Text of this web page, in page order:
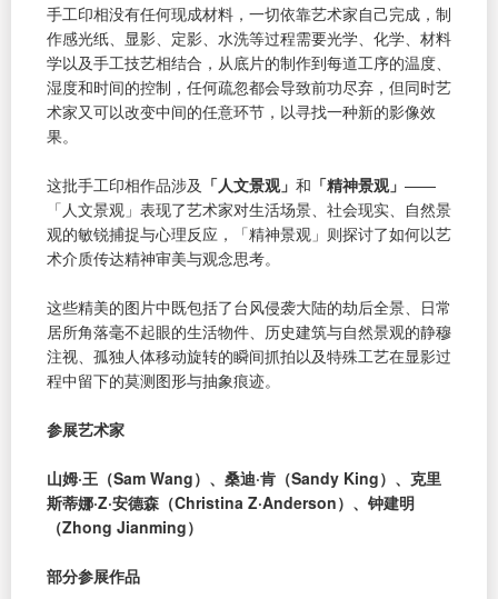
手工印相没有任何现成材料，一切依靠艺术家自己完成，制
作感光纸、显影、定影、水洗等过程需要光学、化学、材料
学以及手工技艺相结合，从底片的制作到每道工序的温度、
湿度和时间的控制，任何疏忽都会导致前功尽弃，但同时艺
术家又可以改变中间的任意环节，以寻找一种新的影像效
果。
这批手工印相作品涉及 「人文景观」 和 「精神景观」 ——
「人文景观」表现了艺术家对生活场景、社会现实、自然景
观的敏锐捕捉与心理反应，「精神景观」则探讨了如何以艺
术介质传达精神审美与观念思考。
这些精美的图片中既包括了台风侵袭大陆的劫后全景、日常
居所角落毫不起眼的生活物件、历史建筑与自然景观的静穆
注视、孤独人体移动旋转的瞬间抓拍以及特殊工艺在显影过
程中留下的莫测图形与抽象痕迹。
参展艺术家
山姆·王（Sam Wang）、桑迪·肯（Sandy King）、克里
斯蒂娜·Z·安德森（Christina Z·Anderson）、钟建明
（Zhong Jianming）
部分参展作品